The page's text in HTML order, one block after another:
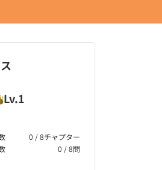
Lv.1
0 / 8チャプター
0 /8問